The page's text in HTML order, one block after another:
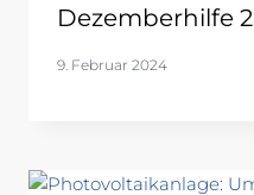
Dezemberhilfe
9. Februar 2024